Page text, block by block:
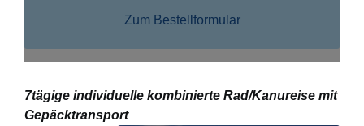
Zum Bestellformular
7tägige individuelle kombinierte Rad/Kanureise mit
Gepäcktransport